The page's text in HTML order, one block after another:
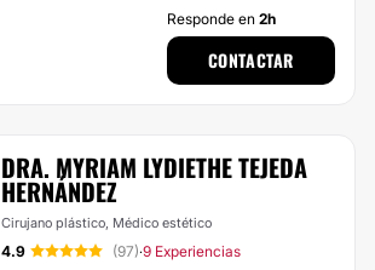
Responde en 2h
CONTACTAR
DRA. MYRIAM LYDIETHE TEJEDA
HERNÁNDEZ
Cirujano plástico, Médico estético
4.9 (97)·9 Experiencias